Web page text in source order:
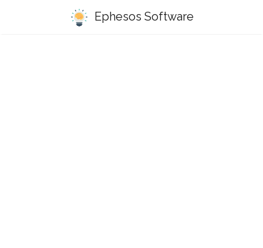
Ephesos Software